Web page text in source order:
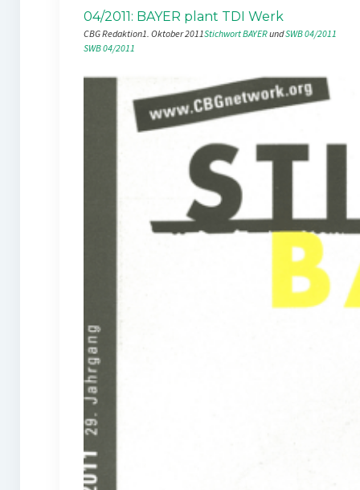
04/2011: BAYER plant TDI Werk
CBG Redaktion1. Oktober 2011Stichwort BAYER und SWB 04/2011
SWB 04/2011